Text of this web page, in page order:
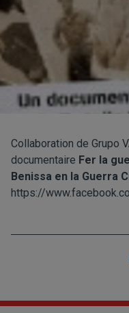
Collaboration de Grupo
documentaire Fer la
Benissa en la Guerra
https://